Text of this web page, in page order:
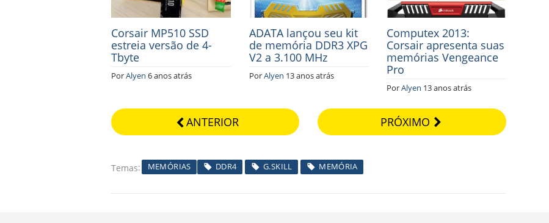
Corsair MP510 SSD
estreia versão de 4-
Tbyte
PorAlyen 6 anos atrás
ADATA lançou seu kit
de memória DDR3 XPG
V2 a 3.100 MHz
PorAlyen 13 anos atrás
Computex 2013:
Corsair apresenta suas
memórias Vengeance
Pro
PorAlyen 13 anos atrás
ANTERIOR PRÓXIMO
Temas MEMÓRIAS DDR4 G.SKILL MEMÓRIA